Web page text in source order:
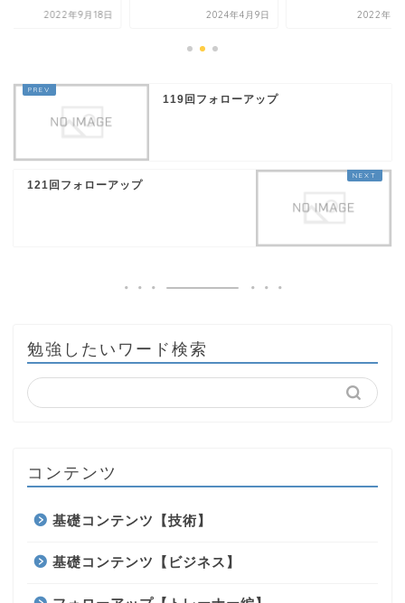
2022年9月18日 2024年4月9日 2022年9
119回フォローアップ
121回フォローアップ
勉強したいワード検索
コンテンツ
基礎コンテンツ【技術】
基礎コンテンツ【ビジネス】